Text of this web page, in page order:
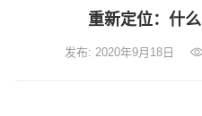
重新定位：什
发布: 2020年9月18日